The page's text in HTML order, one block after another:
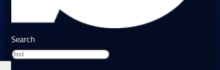
Search